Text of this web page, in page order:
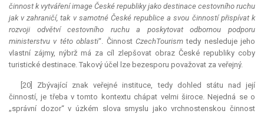
činnost k vytváření image České republiky jako destinace cestovního ruchu
jak v zahraničí, tak v samotné České republice a svou činností přispívat k
rozvoji odvětví cestovního ruchu a poskytovat odbornou podporu
ministerstvu v této oblasti“. Činnost CzechTourismtedy nesleduje jeho
vlastní zájmy, nýbrž má za cíl zlepšovat obraz České republiky coby
turistické destinace. Takový účel lze bezesporu považovat za veřejný.
[20] Zbývající znak veřejné instituce, tedy dohled státu nad její
činností, je třeba v tomto kontextu chápat velmi široce. Nejedná se o
„správní dozor“ v úzkém slova smyslu jako vrchnostenskou činnost